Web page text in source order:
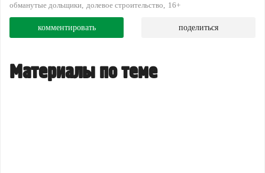
обманутые дольщики долевое строительство 16+
комментировать поделиться
Материалы по теме